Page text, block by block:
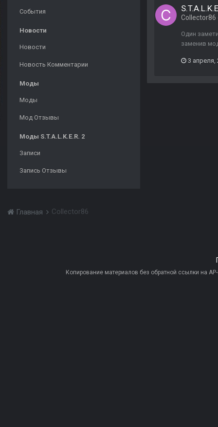
События
Новости
Новости
Новость Комментарии
Моды
Моды
Мод Отзывы
Моды S.T.A.L.K.E.R. 2
Записи
Запись Отзывы
Collector86
Один
заменив
3 апреля,
Главная Collector86
Копирование материалов без обратной ссылки на